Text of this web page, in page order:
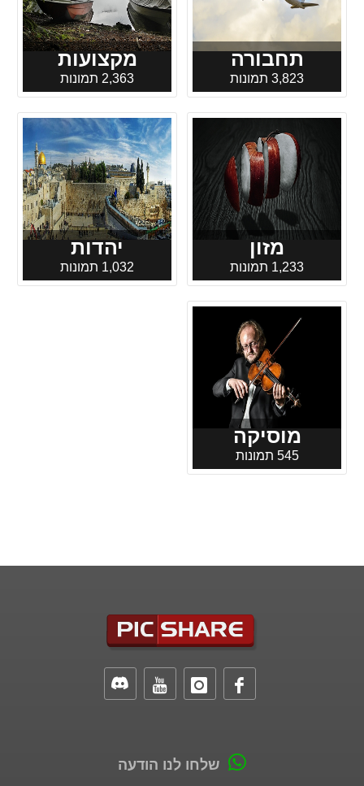
תחבורה
3,823 תמונות
מקצועות
2,363 תמונות
מזון
1,233 תמונות
יהדות
1,032 תמונות
מוסיקה
545 תמונות
שלחו לנו הודעה